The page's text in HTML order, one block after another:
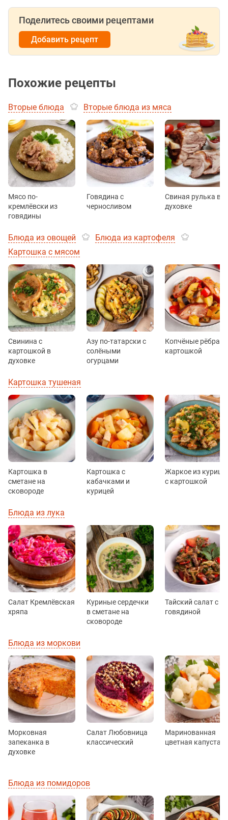
Поделитесь своими рецептами
Добавить рецепт
Похожие рецепты
Вторые блюда Вторые блюда из мяса
Мясо по-
кремлёвски из
говядины
Говядина с
черносливом
Свиная рулька в
духовке
Блюда из овощей
Блюда из картофеля
Картошка с мясом
Свинина с
картошкой в
духовке
Азу по-татарски с
солёными
огурцами
Копчёные рёбра с
картошкой
Картошка тушеная
Картошка в
сметане на
сковороде
Картошка с
кабачками и
курицей
Жаркое из курицы
с картошкой
Блюда из лука
Салат Кремлёвская
хряпа
Куриные сердечки
в сметане на
сковороде
Тайский салат с
говядиной
Блюда из моркови
Морковная
запеканка в
духовке
Салат Любовница
классический
Маринованная
цветная капуста
Блюда из помидоров